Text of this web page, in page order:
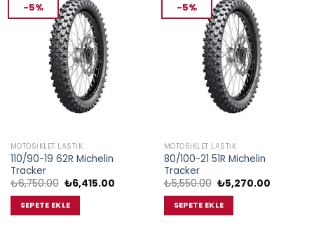
-5%
MOTOSIKLET LASTIK
110/90-19 62R Michelin
Tracker
₺6,750.00 Orijinal
fiyat:
₺6,750.00.
₺6,415.00Şu
SEPETE EKLE
-5%
MOTOSIKLET LASTIK
80/100-21 51R Michelin
Tracker
₺5,550.00 Orijinal
fiyat:
₺5,550.00.
₺5,270.00Şu
SEPETE EKLE